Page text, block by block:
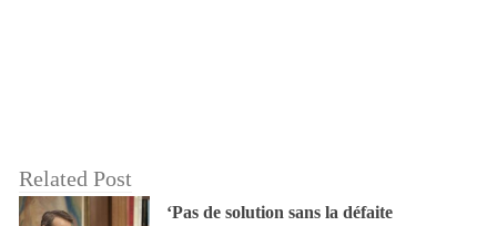
Related Post
‘Pas de solution sans la défaite